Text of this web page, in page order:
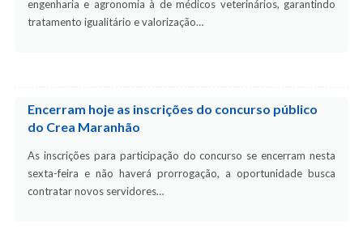
engenharia e agronomia à de médicos veterinários, garantindo
tratamento igualitário e valorização…
Encerram hoje as inscrições do concurso público
do Crea Maranhão
As inscrições para participação do concurso se encerram nesta
sexta-feira e não haverá prorrogação, a oportunidade busca
contratar novos servidores…